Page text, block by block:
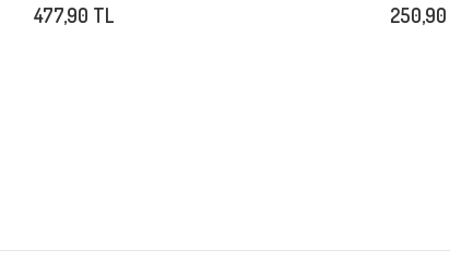
477,90 TL